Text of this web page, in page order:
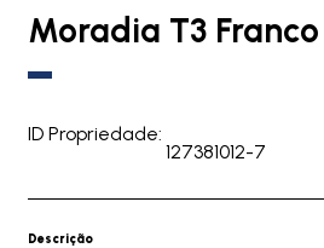
Moradia T3 Franco
ID Propriedade:
127381012-7
Descrição